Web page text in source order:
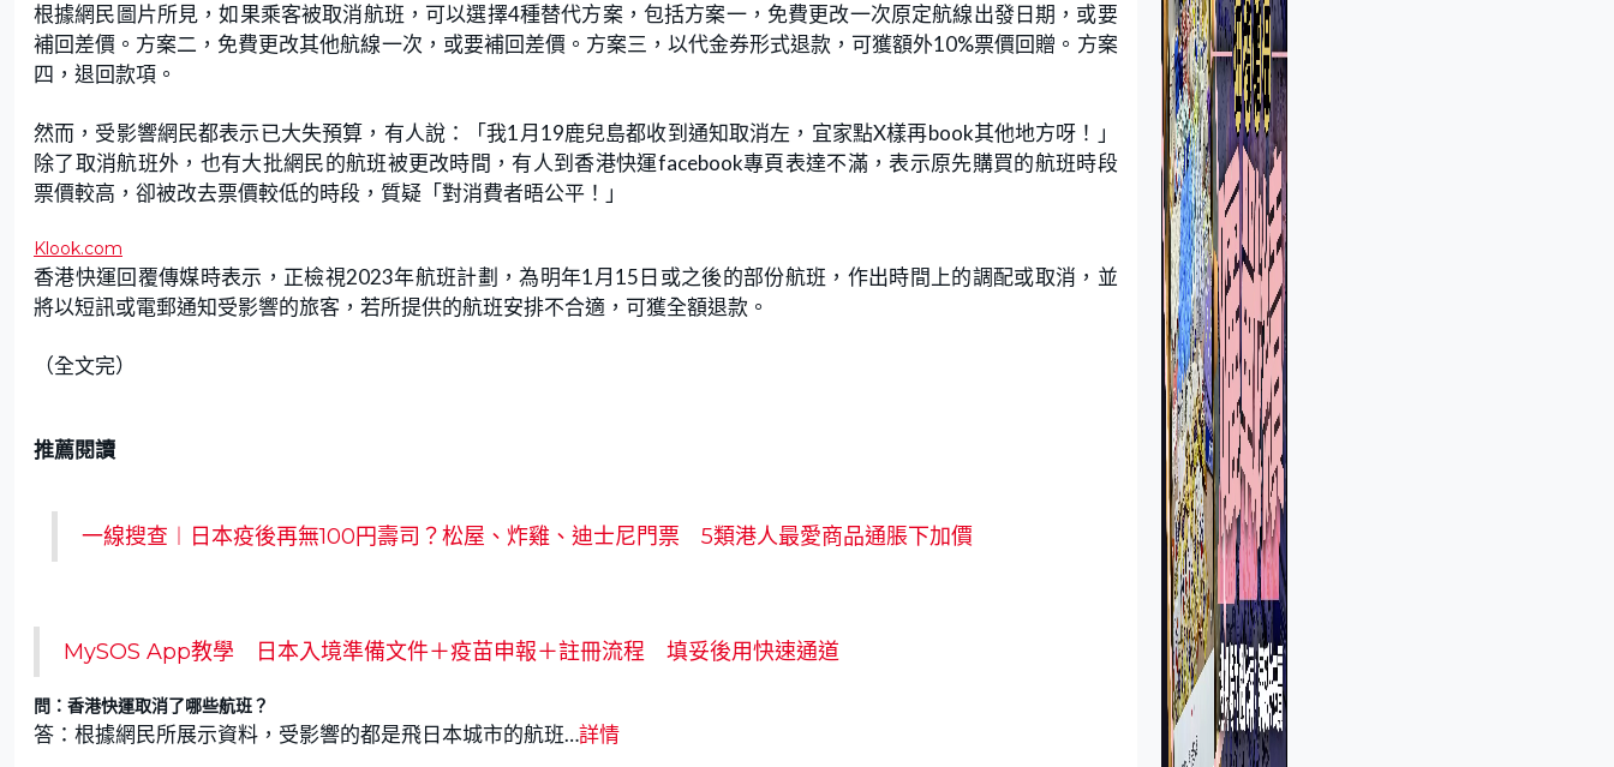
根據網民圖片所見，如果乘客被取消航班，可以選擇4種替代方案，包括方案一，免費更改一次原定航線出發日期，或要
補回差價。方案二，免費更改其他航線一次，或要補回差價。方案三，以代金券形式退款，可獲額外10%票價回贈。方案
四，退回款項。
然而，受影響網民都表示已大失預算，有人說：「我1月19鹿兒島都收到通知取消左，宜家點X樣再book其他地方呀！」
除了取消航班外，也有大批網民的航班被更改時間，有人到香港快運facebook專頁表達不滿，表示原先購買的航班時段
票價較高，卻被改去票價較低的時段，質疑「對消費者晤公平！」
Klook.com
香港快運回覆傳媒時表示，正檢視2023年航班計劃，為明年1月15日或之後的部份航班，作出時間上的調配或取消，並
將以短訊或電郵通知受影響的旅客，若所提供的航班安排不合適，可獲全額退款。
（全文完）
推薦閱讀
一線搜查︱日本疫後再無100円壽司？松屋、炸雞、迪士尼門票 5類港人最愛商品通脹下加價
MySOS App教學 日本入境準備文件＋疫苗申報＋註冊流程 填妥後用快速通道
問：香港快運取消了哪些航班？
答：根據網民所展示資料，受影響的都是飛日本城市的航班…詳情